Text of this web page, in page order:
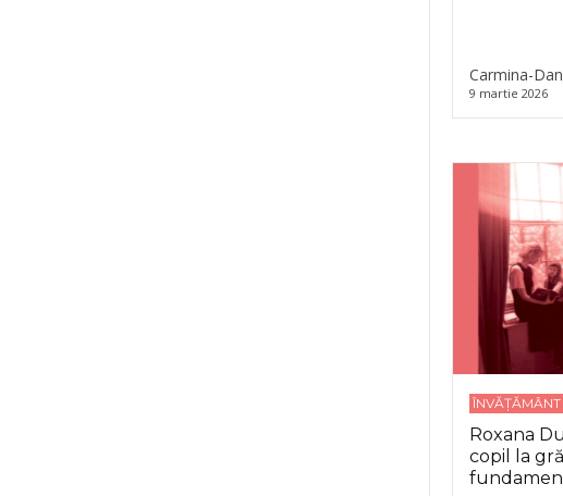
Carmina-
9 martie 2026
Roxana
copil la